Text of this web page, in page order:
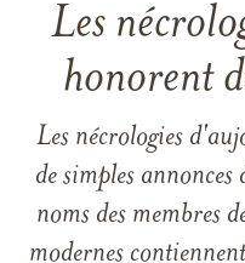
Les
honorent
Les nécrologies
de simples
noms des membres
modernes